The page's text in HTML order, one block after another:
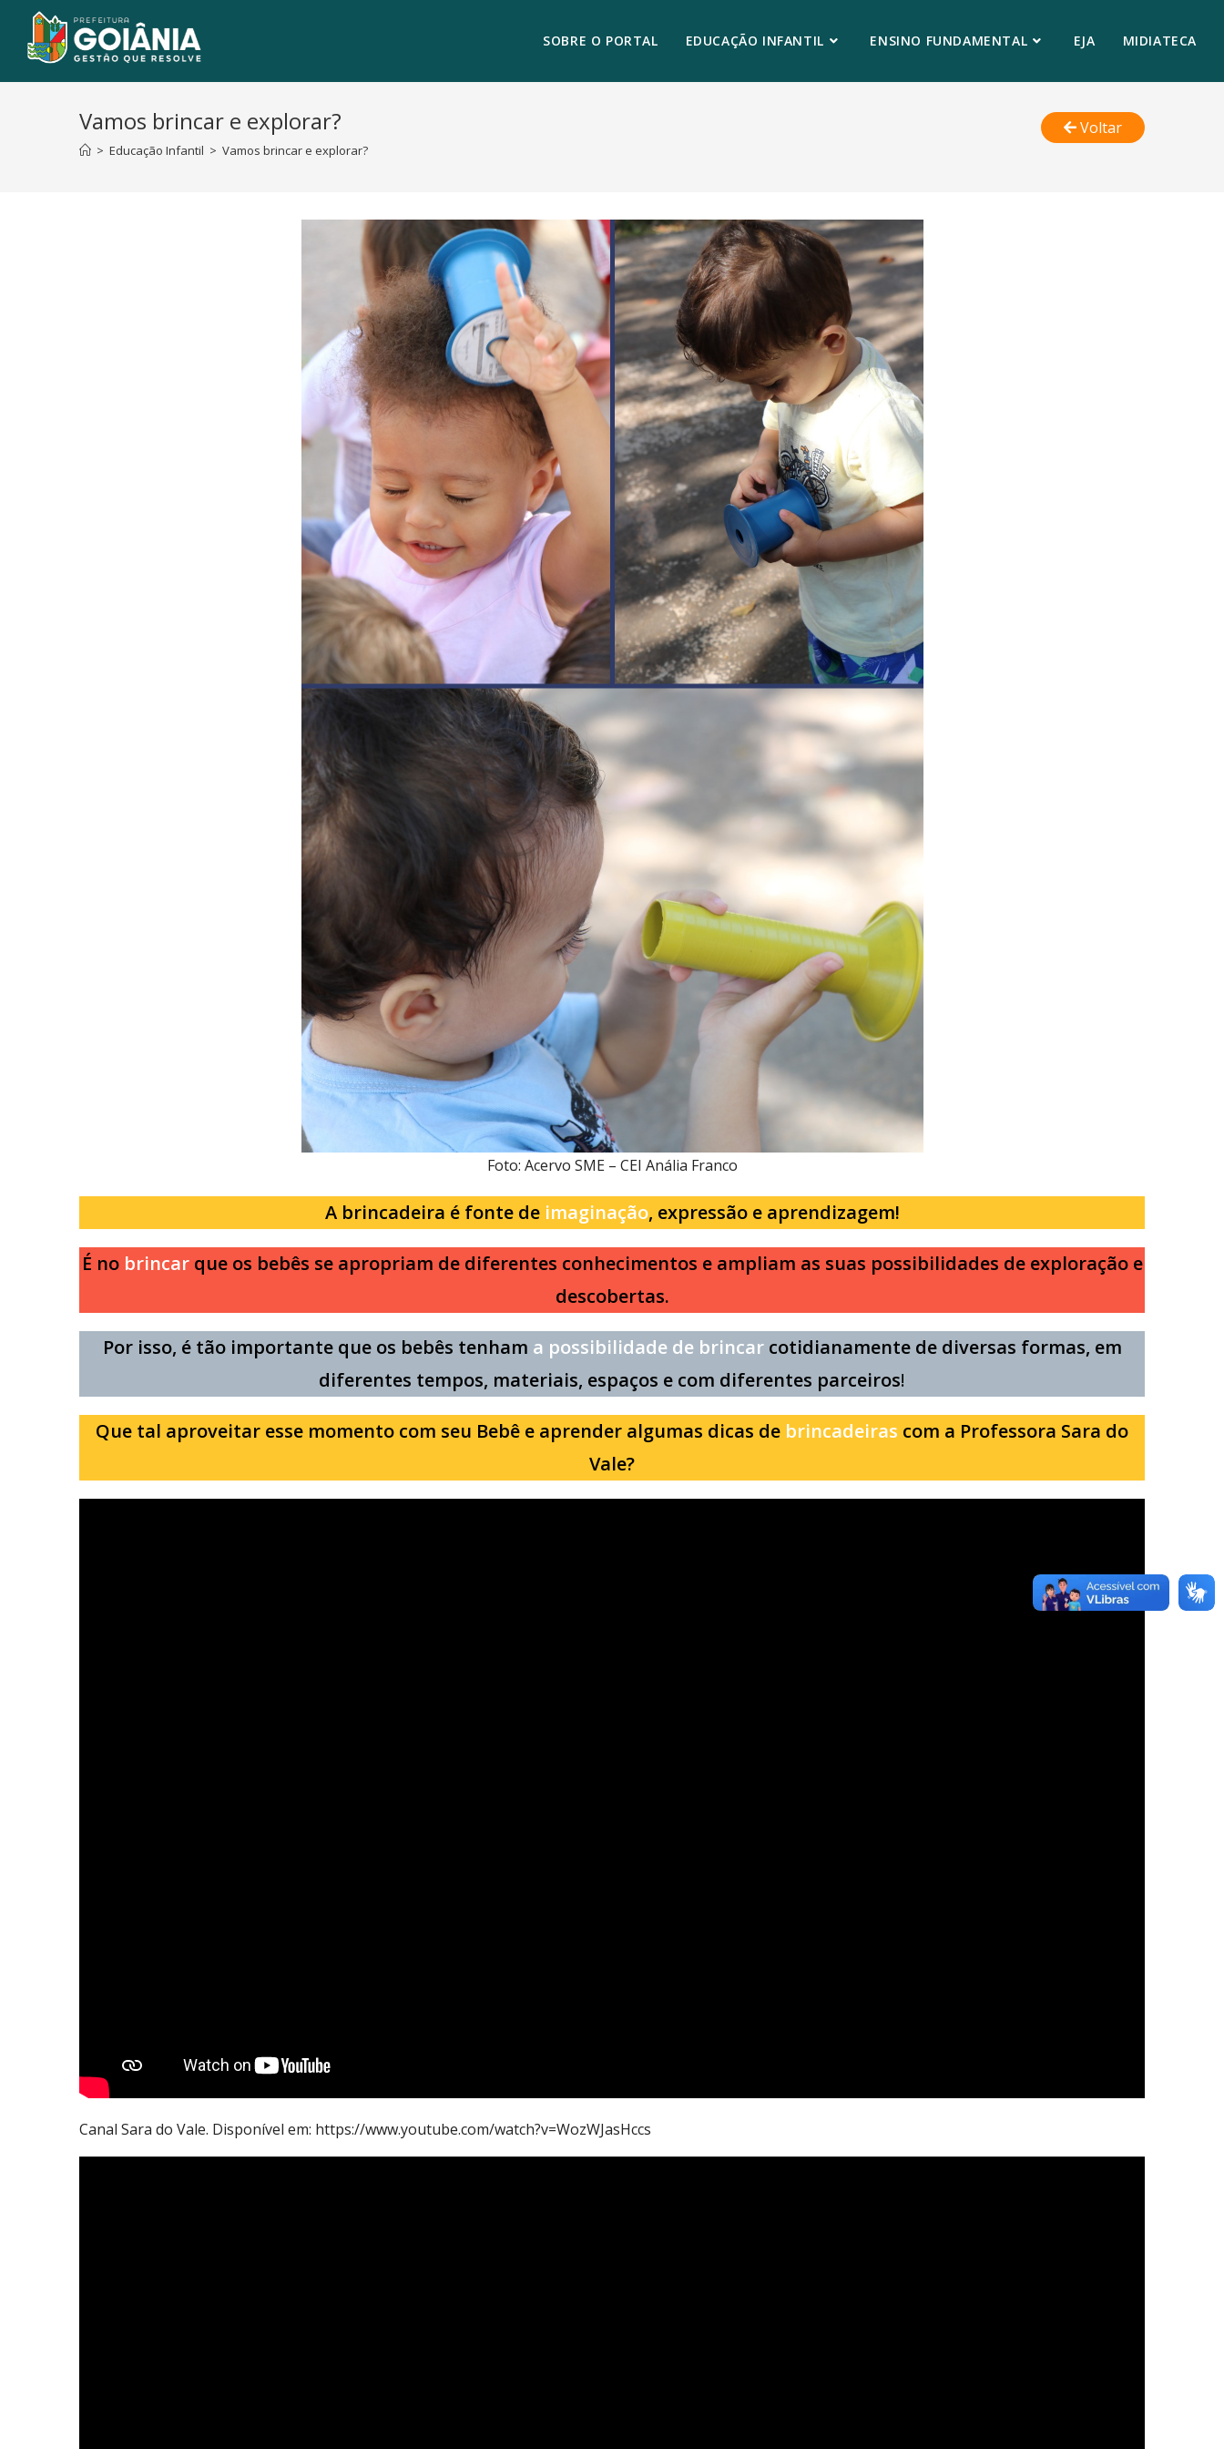
SOBRE O PORTAL EDUCAÇÃO INFANTIL ENSINO FUNDAMENTAL EJA MIDIATECA
Vamos brincar e explorar?
> Educação Infantil > Vamos brincar e explorar?
Voltar
Foto: Acervo SME – CEI Anália Franco
A brincadeira é fonte deimaginação, expressão e aprendizagem!
É no brincarque os bebês se apropriam de diferentes conhecimentos e ampliam as suas possibilidades de exploração e
descobertas.
Por isso, é tão importante que os bebês tenham a possibilidade de brincarcotidianamente de diversas formas, em
diferentes tempos, materiais, espaços e com diferentes parceiros!
Que tal aproveitar esse momento com seu Bebê e aprender algumas dicas de brincadeiras com a Professora Sara do
Vale?
Canal Sara do Vale. Disponível em: https://www.youtube.com/watch?v=WozWJasHccs